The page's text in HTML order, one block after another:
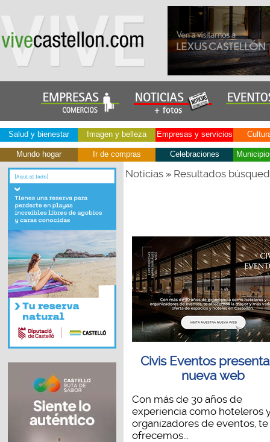
Salud y bienestar Imagen y belleza Empresas y servicios
Mundo hogar Ir de compras Celebraciones
Noticias» Resultados
Civis Eventos
nueva web
Con más de 30 años de
experiencia como hoteleros
organizadores de eventos, te
ofrecemos...